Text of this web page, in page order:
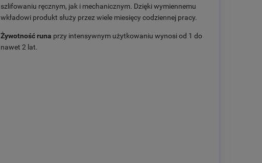
szlifowaniu ręcznym, jak i mechanicznym. Dzięki wymiennemu
wkładowi produkt służy przez wiele miesięcy codziennej pracy.
Żywotność runa przy intensywnym użytkowaniu wynosi od 1 do
nawet 2 lat.